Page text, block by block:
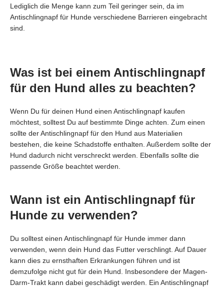
Lediglich die Menge kann zum Teil geringer sein, da im
Antischlingnapf für Hunde verschiedene Barrieren eingebracht
sind.
Was ist bei einem Antischlingnapf
für den Hund alles zu beachten?
Wenn Du für deinen Hund einen Antischlingnapf kaufen
möchtest, solltest Du auf bestimmte Dinge achten. Zum einen
sollte der Antischlingnapf für den Hund aus Materialien
bestehen, die keine Schadstoffe enthalten. Außerdem sollte der
Hund dadurch nicht verschreckt werden. Ebenfalls sollte die
passende Größe beachtet werden.
Wann ist ein Antischlingnapf für
Hunde zu verwenden?
Du solltest einen Antischlingnapf für Hunde immer dann
verwenden, wenn dein Hund das Futter verschlingt. Auf Dauer
kann dies zu ernsthaften Erkrankungen führen und ist
demzufolge nicht gut für dein Hund. Insbesondere der Magen-
Darm-Trakt kann dabei geschädigt werden. Ein Antischlingnapf